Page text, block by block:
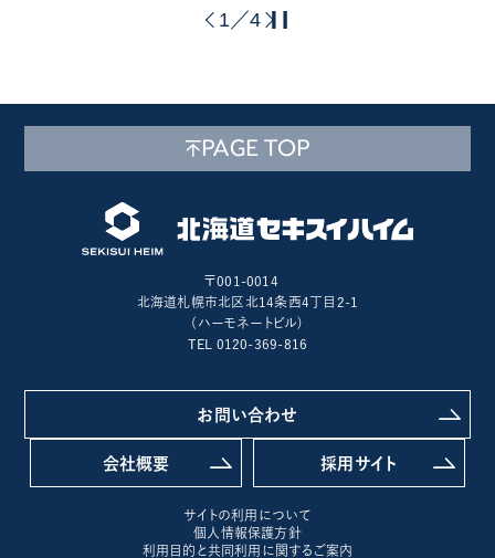
1 ／4
PAGE TOP
〒001-0014
北海道札幌市北区北14条西4丁目2-1
(ハーモネートビル)
TEL 0120-369-816
お問い合わせ
会社概要 採用サイト
サイトの利用について
個人情報保護方針
利用目的と共同利用に関するご案内